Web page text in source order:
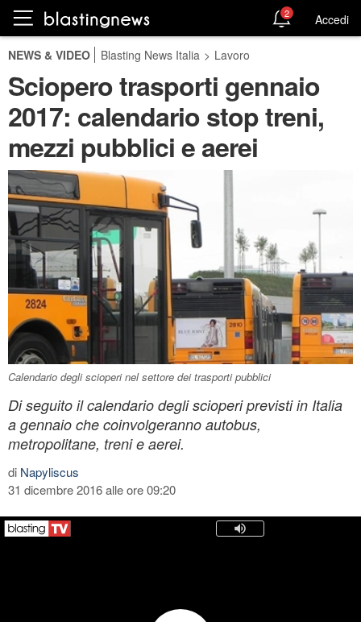
2 Accedi
NEWS & VIDEO Blasting News Italia > Lavoro
Sciopero trasporti gennaio
2017: calendario stop treni,
mezzi pubblici e aerei
Calendario degli scioperi nel settore dei trasporti pubblici
Di seguito il calendario degli scioperi previsti in Italia
a gennaio che coinvolgeranno autobus,
metropolitane, treni e aerei.
di Napyliscus
31 dicembre 2016 alle ore 09:20